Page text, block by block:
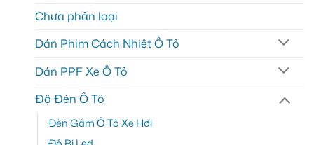
Chưa phân loại
Dán Phim Cách Nhiệt Ô Tô
Dán PPF Xe Ô Tô
Độ Đèn Ô Tô
Đèn Gầm Ô Tô Xe Hơi